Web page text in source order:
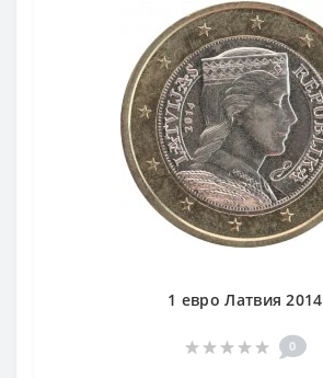
1 евро Латвия 2014
0